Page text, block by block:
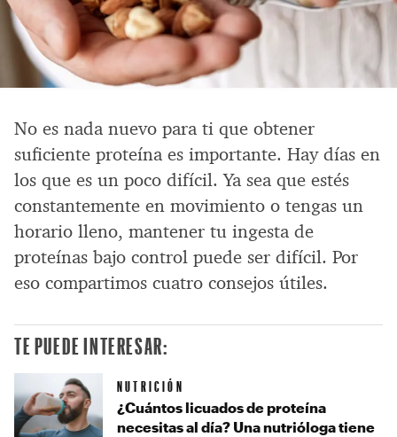
No es nada nuevo para ti que obtener
suficiente proteína es importante. Hay días en
los que es un poco difícil. Ya sea que estés
constantemente en movimiento o tengas un
horario lleno, mantener tu ingesta de
proteínas bajo control puede ser difícil. Por
eso compartimos cuatro consejos útiles.
TE PUEDE INTERESAR:
NUTRICIÓN
¿Cuántos licuados de proteína
necesitas al día? Una nutrióloga tiene